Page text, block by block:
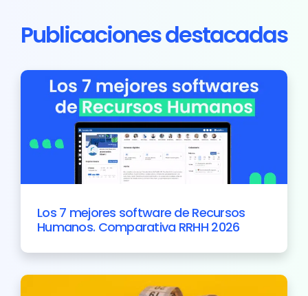
Publicaciones destacadas
Los 7 mejores software de Recursos
Humanos. Comparativa RRHH 2026